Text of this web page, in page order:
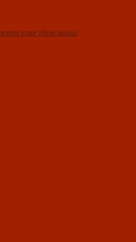
toate zilele anului